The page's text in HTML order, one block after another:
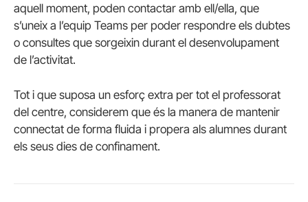
aquell moment, poden contactar amb ell/ella, que
s’uneix a l’equip Teams per poder respondre els dubtes
o consultes que sorgeixin durant el desenvolupament
de l’activitat.
Tot i que suposa un esforç extra per tot el professorat
del centre, considerem que és la manera de mantenir
connectat de forma fluida i propera als alumnes durant
els seus dies de confinament.